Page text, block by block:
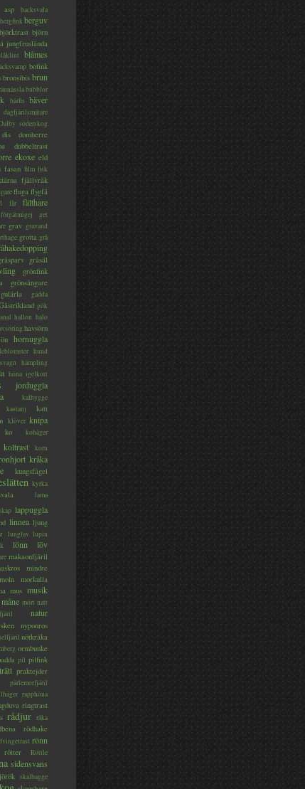
asp backsvala
bergfinkberguv
björktrast björn
jungfruslända
blåmes
bofink
bronsibis brun
bubblor
bärfis bäver
dagfjärilsmätare
söderskog
dis domherre
dubbeltrast
ekoxe eld
fasan film fisk
fjällvråk
fluga flygfä
får fälthare
förgätmigej
get
grav gravand
grotta grå
gråsäl
grönfink
grönsångare
gulärla gädda
gök
hallon halo
havsörn
hornuggla
hund
hämpling
höna igelkott
jorduggla
kalhygge
kastanj katt
klöver knipa
ko kohäger
koltrast korn
kråka
kungsfågel
kyrka
lama
lappuggla
linnea ljung
lunglav lupin
lönn löv
makaonfjäril
mindre
moln morkulla
mus musik
måne mört natt
natur
nyponros
nötkråka
ormbunke
pil pilfink
praktejder
pärlemorfjäril
rapphöna
ringtrast
rådjur råka
rödhake
rönn
rötter
Röttle
sidensvans
skalbagge